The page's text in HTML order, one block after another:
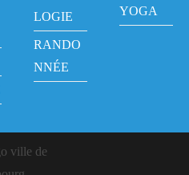
LOGIE
RANDO
NNÉE
YOGA